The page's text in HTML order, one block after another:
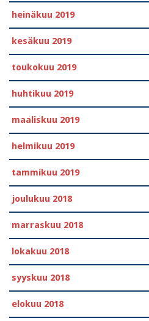
heinäkuu 2019
kesäkuu 2019
toukokuu 2019
huhtikuu 2019
maaliskuu 2019
helmikuu 2019
tammikuu 2019
joulukuu 2018
marraskuu 2018
lokakuu 2018
syyskuu 2018
elokuu 2018